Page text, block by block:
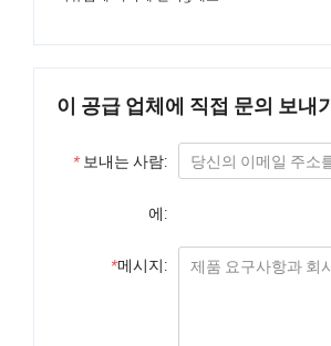
이 공급 업체에 직접 문의 보내기
* 보내는 사람:
에:
*메시지: